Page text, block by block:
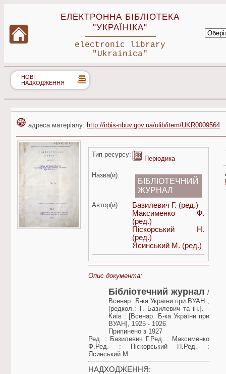
ЕЛЕКТРОННА БІБЛІОТЕКА
"УКРАЇНІКА"
electronic library
"Ukrainica"
НОВІ
НАДХОДЖЕННЯ
адреса матеріалу: http://irbis-nbuv.gov.ua/ulib/item/UKR0009564
Тип ресурсу:
Періодика
Назва(и):
БІБЛІОТЕЧНИЙ
ЖУРНАЛ
Автор(и): Базилевич Г. (ред.)
Максименко Ф.
(ред.)
Піскорський Н.
(ред.)
Ясинський М. (ред.)
Опис документа:
Бібліотечний журнал /
Всенар. Б-ка України при ВУАН ;
[редкол.: Г. Базилевич та ін.]. -
Київ : [Всенар. Б-ка України при
ВУАН], 1925 - 1926
Припинено з 1927
Ред. : Базилевич Г.Ред. : Максименко
Ф.Ред. : Піскорський Н.Ред. :
Ясинський М.
НАДХОДЖЕННЯ: